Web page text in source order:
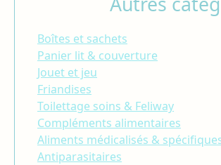
Boîtes et sachets
Panier lit & couverture
Jouet et jeu
Friandises
Toilettage soins & Feliway
Compléments alimentaires
Aliments médicalisés &
Antiparasitaires